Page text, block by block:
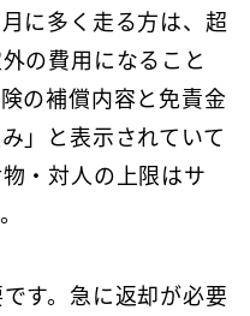
に多く走る方は、超
の費用になること
の補償内容と免責金
」と表示されていて
・対人の上限はサ
す。急に返却が必要